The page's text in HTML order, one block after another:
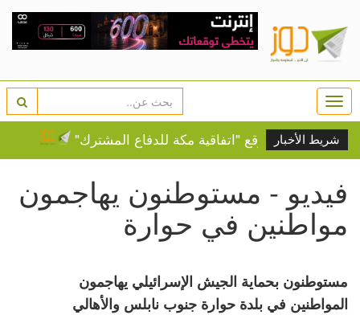
شريط الأخبارتوقع "اتفاقية مكة للدفاع المشترك" التحالف
فيديو - مستوطنون يهاجمون
مواطنين في حوارة
مستوطنون بحماية الجيش الإسرائيلي يهاجمون
المواطنين في بلدة حوارة جنوب نابلس والأهالي